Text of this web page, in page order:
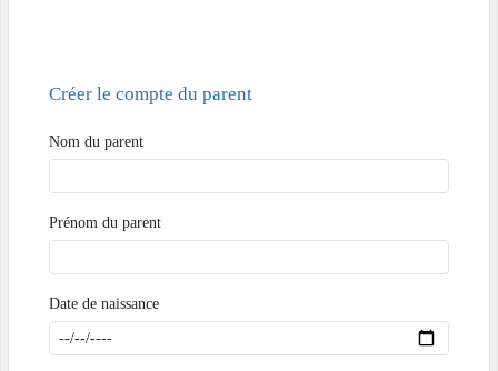
Créer le compte du parent
Nom du parent
Prénom du parent
Date de naissance